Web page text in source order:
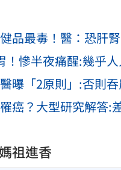
品最毒！醫：恐肝
！慘半夜痛醒:幾乎人
曝「2原則」:否則
癌？大型研究解答:
祖進香